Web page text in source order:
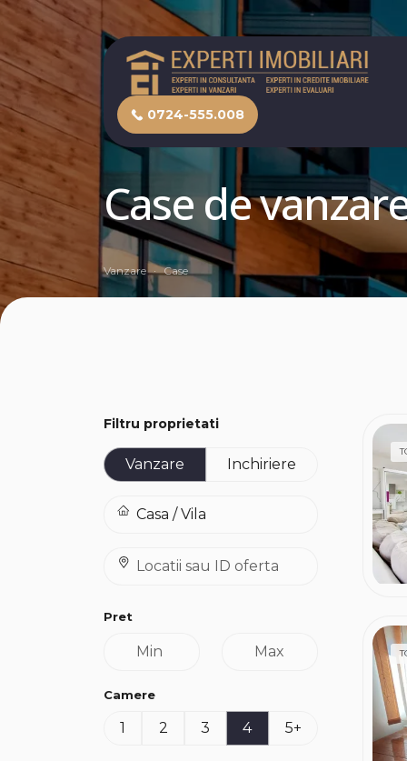
0724-555.008
Case de
Vanzare Case
Filtru proprietati
Vanzare Inchiriere
Pret
Camere
1 2 3 4 5+